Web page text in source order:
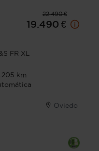
22.490 €
19.490 €
FR XL
km
Oviedo